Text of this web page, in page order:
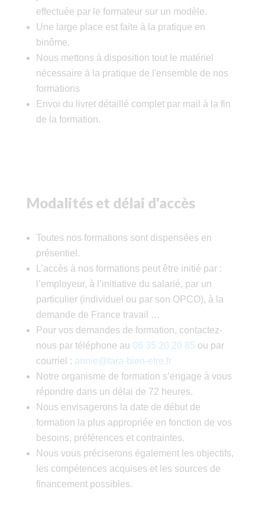
effectuée par le formateur sur un modèle.
Une large place est faite à la pratique en
binôme.
Nous mettons à disposition tout le matériel
nécessaire à la pratique de l'ensemble de nos
formations
Envoi du livret détaillé complet par mail à la fin
de la formation.
Modalités et délai d'accès
Toutes nos formations sont dispensées en
présentiel.
L’accès à nos formations peut être initié par :
l’employeur, à l’initiative du salarié, par un
particulier (individuel ou par son OPCO), à la
demande de France travail …
Pour vos demandes de formation, contactez-
nous par téléphone au 06 35 20 20 85 ou par
courriel : annie@tara-bien-etre.fr
Notre organisme de formation s’engage à vous
répondre dans un délai de 72 heures.
Nous envisagerons la date de début de
formation la plus appropriée en fonction de vos
besoins, préférences et contraintes.
Nous vous préciserons également les objectifs,
les compétences acquises et les sources de
financement possibles.